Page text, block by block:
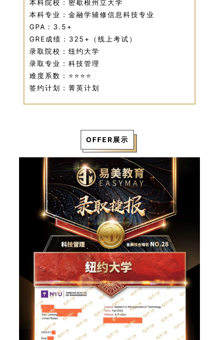
本科院校：密歇根州立大学
本科专业：金融学辅修信息科技专业
GPA：3.5+
GRE成绩：325+（线上考试）
录取院校：纽约大学
录取专业：科技管理
难度系数：⭐⭐⭐⭐
签约计划：菁英计划
OFFER展示